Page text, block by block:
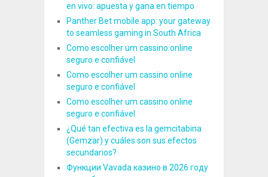
en vivo: apuesta y gana en tiempo
Panther Bet mobile app: your gateway
to seamless gaming in South Africa
Como escolher um cassino online
seguro e confiável
Como escolher um cassino online
seguro e confiável
Como escolher um cassino online
seguro e confiável
¿Qué tan efectiva es la gemcitabina
(Gemzar) y cuáles son sus efectos
secundarios?
Функции Vavada казино в 2026 году